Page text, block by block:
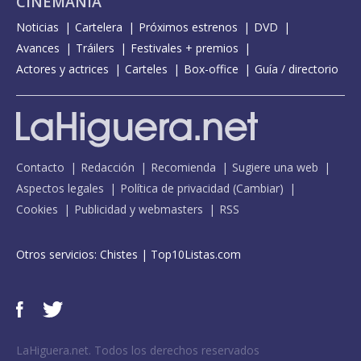
Noticias Cartelera Próximos estrenos
DVD
Avances
Tráilers
Festivales + premios
Actores y actrices
Carteles Box-office Guía / directorio
Contacto Redacción Recomienda
Sugiere una web
Aspectos legales
Política de privacidad (Cambiar)
Cookies
Publicidad y webmasters RSS
Otros servicios: Chistes | Top10Listas.com
LaHiguera.net. Todos los derechos reservados